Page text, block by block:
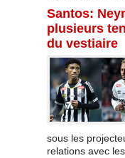
Santos:
plusieurs
du vestiaire
sous les
relations avec